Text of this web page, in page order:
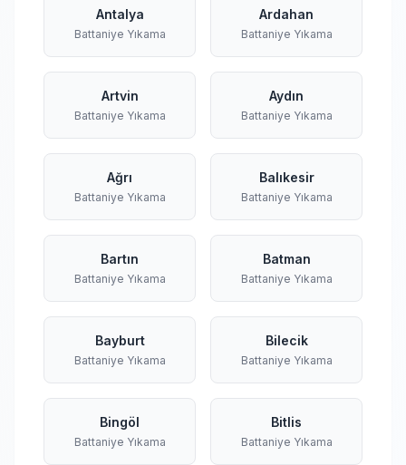
Antalya
Battaniye Yıkama
Ardahan
Battaniye Yıkama
Artvin
Battaniye Yıkama
Aydın
Battaniye Yıkama
Ağrı
Battaniye Yıkama
Balıkesir
Battaniye Yıkama
Bartın
Battaniye Yıkama
Batman
Battaniye Yıkama
Bayburt
Battaniye Yıkama
Bilecik
Battaniye Yıkama
Bingöl
Battaniye Yıkama
Bitlis
Battaniye Yıkama